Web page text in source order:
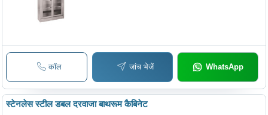
कॉल जांच भेजें WhatsApp
स्टेनलेस स्टील डबल दरवाजा बाथरूम कैबिनेट